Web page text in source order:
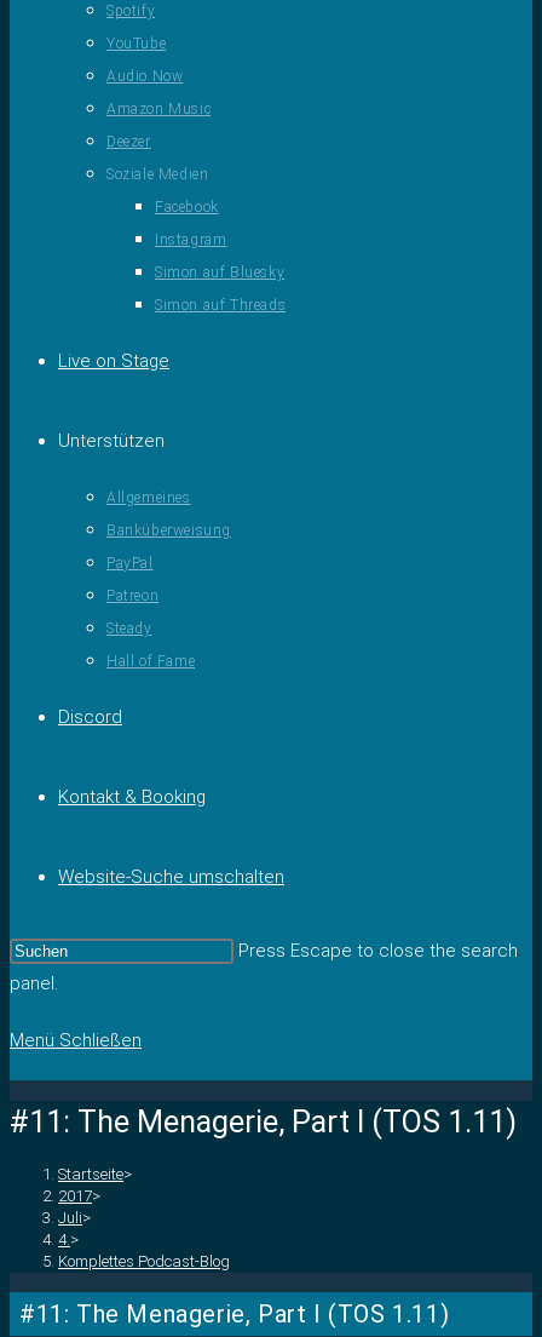
Spotify
YouTube
Audio Now
Amazon Music
Deezer
Soziale Medien
Facebook
Instagram
Simon auf Bluesky
Simon auf Threads
Live on Stage
Unterstützen
Allgemeines
Banküberweisung
PayPal
Patreon
Steady
Hall of Fame
Discord
Kontakt & Booking
Website-Suche umschalten
Press Escape to close the search
panel.
Menü Schließen
#11: The Menagerie, Part I (TOS 1.11)
Startseite>
2017>
Juli>
4. >
Komplettes Podcast-Blog
#11: The Menagerie, Part I (TOS 1.11)